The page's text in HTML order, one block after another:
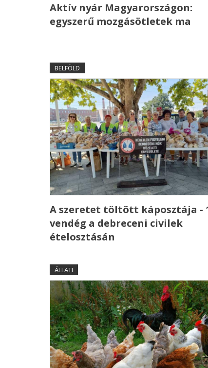
Aktív nyár Magyarországon:
egyszerű mozgásötletek ma
BELFÖLD
A szeretet töltött káposztája -
vendég a debreceni civilek
ételosztásán
ÁLLATI